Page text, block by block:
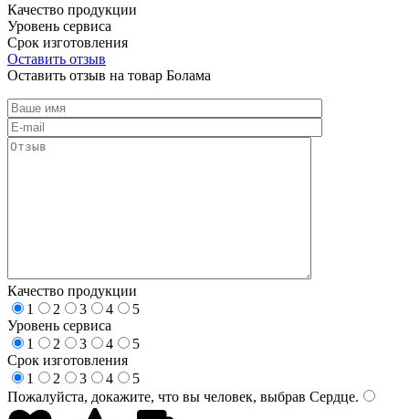
Качество продукции
Уровень сервиса
Срок изготовления
Оставить отзыв
Оставить отзыв на товар Болама
Качество продукции
1
2 3 4
5
Уровень сервиса
1
2 3 4
5
Срок изготовления
1
2 3 4
5
Пожалуйста, докажите, что вы человек, выбрав Сердце.